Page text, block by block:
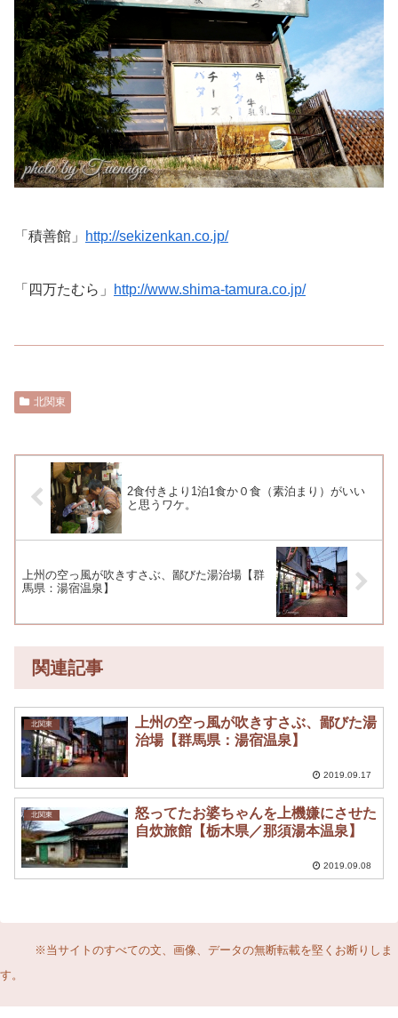
「積善館」 http://sekizenkan.co.jp/
「四万たむら」 http://www.shima-tamura.co.jp/
北関東
2食付きより1泊1食か０食（素泊まり）がいい
と思うワケ。
上州の空っ風が吹きすさぶ、鄙びた湯治場【群
馬県：湯宿温泉】
関連記事
北関東
上州の空っ風が吹きすさぶ、鄙びた湯
治場【群馬県：湯宿温泉】
2019.09.17
北関東
怒ってたお婆ちゃんを上機嫌にさせた
自炊旅館【栃木県／那須湯本温泉】
2019.09.08
※当サイトのすべての文、画像、データの無断転載を堅くお断りしま
す。